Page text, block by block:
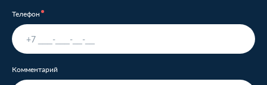
Телефон
Комментарий